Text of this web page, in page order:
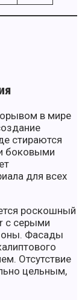
в мире
стираются
боковыми
для всех
роскошный
с серыми
Фасады
Отсутствие
цельным,